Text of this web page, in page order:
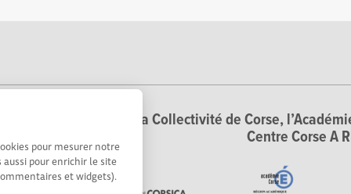
pour mesurer notre
pour enrichir le site
et widgets).
est coordonné par la Collectivité de Corse,
Centre Corse A